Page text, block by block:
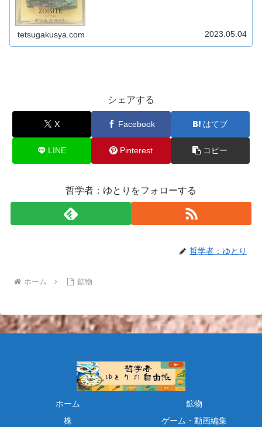
tetsugakusya.com 2023.05.04
シェアする
X Facebook はてブ
LINE Pinterest コピー
哲学者：ゆとりをフォローする
哲学者：ゆとり
ホーム 鉱物
ホーム
鉱物
株
ゲーム・動画編集